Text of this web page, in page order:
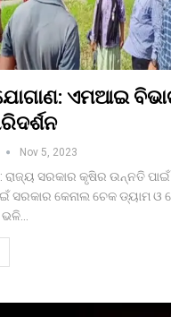
ଏମଆଇ
Nov 5, 2023
ରାଜ୍ୟ ସରକାର କୃଷିର ଉନ୍ନତି
ସରକାର କେନାଲ ଚେକ ଡ୍ୟାମ ଓ